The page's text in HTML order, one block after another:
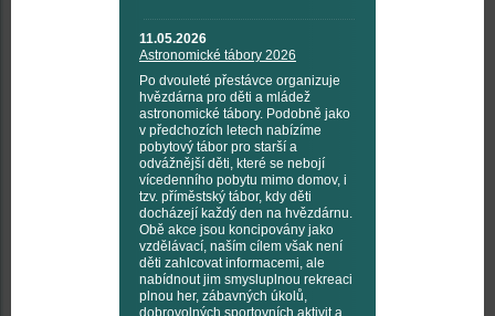
11.05.2026
Astronomické tábory 2026
Po dvouleté přestávce organizuje
hvězdárna pro děti a mládež
astronomické tábory. Podobně jako
v předchozích letech nabízíme
pobytový tábor pro starší a
odvážnější děti, které se nebojí
vícedenního pobytu mimo domov, i
tzv. příměstský tábor, kdy děti
docházejí každý den na hvězdárnu.
Obě akce jsou koncipovány jako
vzdělávací, naším cílem však není
děti zahlcovat informacemi, ale
nabídnout jim smysluplnou rekreaci
plnou her, zábavných úkolů,
dobrovolných sportovních aktivit a